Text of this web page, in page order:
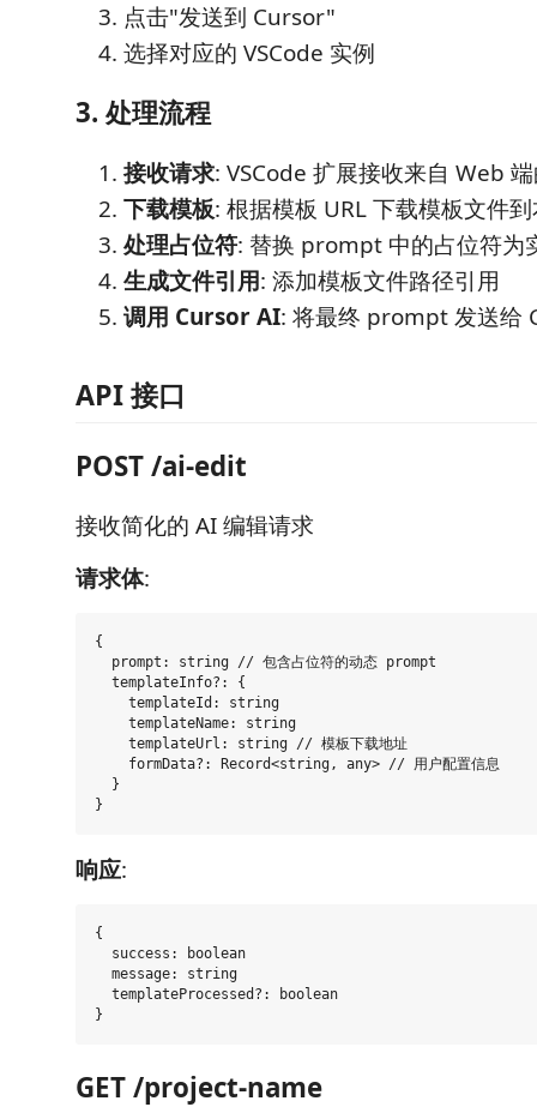
点击"发送到 Cursor"
选择对应的 VSCode 实例
3. 处理流程
接收请求: VSCode 扩展接收来自 Web
下载模板: 根据模板 URL 下载模板文件
处理占位符: 替换 prompt 中的占位符为
生成文件引用: 添加模板文件路径引用
调用 Cursor AI: 将最终 prompt 发送给
API 接口
POST /ai-edit
接收简化的 AI 编辑请求
请求体:
{
  prompt: string // 包含占位符的动态 prompt
  templateInfo?: {
    templateId: string
    templateName: string
    templateUrl: string // 模板下载地址
    formData?: Record<string, any> // 用户配置信息
  }
响应:
{
  success: boolean
  message: string
  templateProcessed?: boolean
GET /project-name